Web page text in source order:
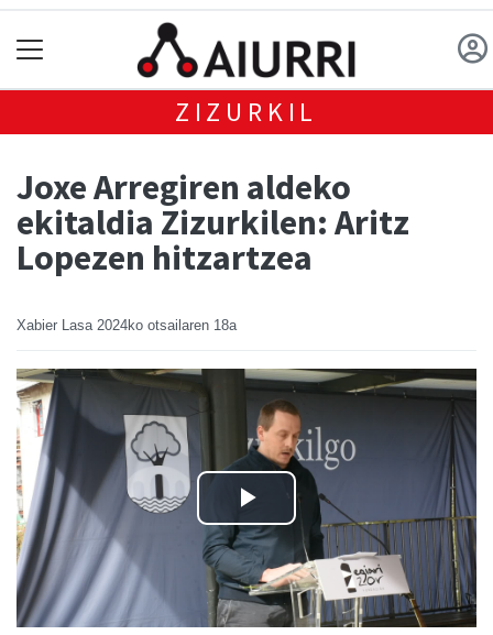
ZIZURKIL
Joxe Arregiren aldeko
ekitaldia Zizurkilen: Aritz
Lopezen hitzartzea
Xabier Lasa 2024ko otsailaren 18a